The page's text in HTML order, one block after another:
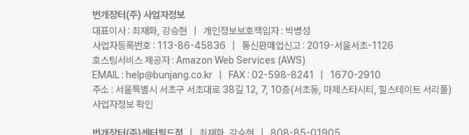
번개장터(주) 사업자정보
대표이사 : 최재화, 강승현 | 개인정보보호책임자 : 박병성
사업자등록번호 : 113-86-45836 | 통신판매업신고 : 2019-서울서초-1126
호스팅서비스 제공자 : Amazon Web Services (AWS)
EMAIL : help@bunjang.co.kr | FAX : 02-598-8241 | 1670-2910
주소 : 서울특별시 서초구 서초대로 38길 12, 7, 10층(서초동, 마제스타시티, 힐스테이트 서리풀)
사업자정보 확인